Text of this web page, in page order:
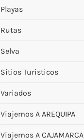
Playas
Rutas
Selva
Sitios Turisticos
Variados
Viajemos A AREQUIPA
Viajemos A CAJAMARCA